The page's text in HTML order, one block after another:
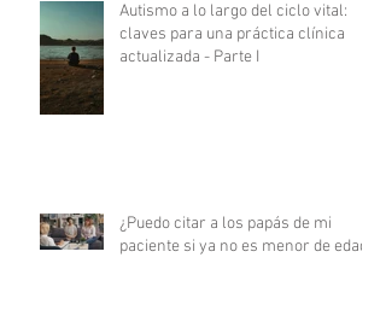
Autismo a lo largo del ciclo vital:
claves para una práctica clínica
actualizada - Parte I
¿Puedo citar a los papás de mi
paciente si ya no es menor de edad?